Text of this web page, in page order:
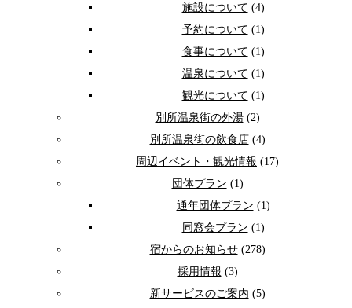
施設について (4)
予約について (1)
食事について (1)
温泉について (1)
観光について (1)
別所温泉街の外湯(2)
別所温泉街の飲食店(4)
周辺イベント・観光情報 (17)
団体プラン (1)
通年団体プラン (1)
同窓会プラン (1)
宿からのお知らせ(278)
採用情報 (3)
新サービスのご案内 (5)